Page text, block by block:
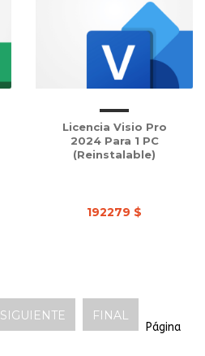
Licencia Visio Pro
2024 Para 1 PC
(Reinstalable)
192279 $
SIGUIENTE FINAL
Página